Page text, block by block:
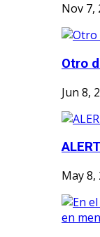
Nov 7,
Otro
Jun 8,
May 8,